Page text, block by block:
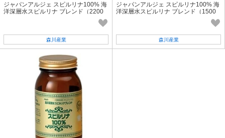
ジャパンアルジェ スピルリナ100% 海
洋深層水スピルリナ ブレンド（2200
森川産業
ジャパンアルジェ スピルリナ100% 海
洋深層水スピルリナ ブレンド（1500
森川産業